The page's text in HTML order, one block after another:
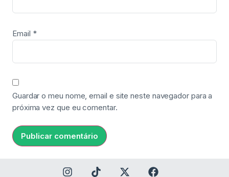
Email *
Guardar o meu nome, email e site neste navegador para a
próxima vez que eu comentar.